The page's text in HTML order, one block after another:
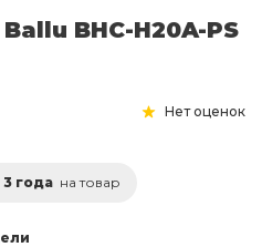
BHC-H20A-PS
Нет оценок
3 года на товар